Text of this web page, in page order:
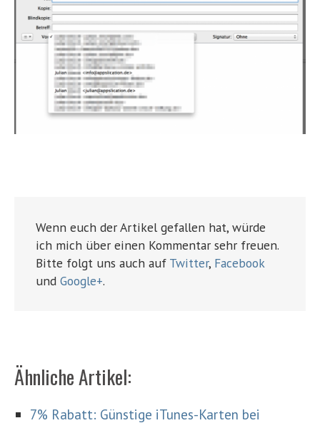
Wenn euch der Artikel gefallen hat, würde
ich mich über einen Kommentar sehr freuen.
Bitte folgt uns auch auf Twitter, Facebook
und Google+.
Ähnliche Artikel:
7% Rabatt: Günstige iTunes-Karten bei